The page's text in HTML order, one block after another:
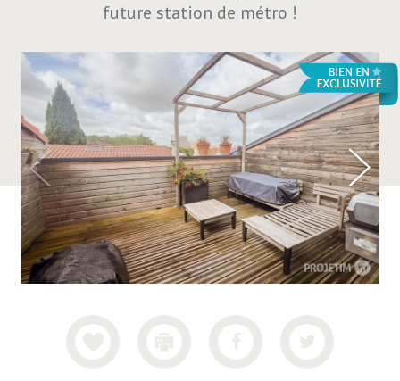
future station de métro !